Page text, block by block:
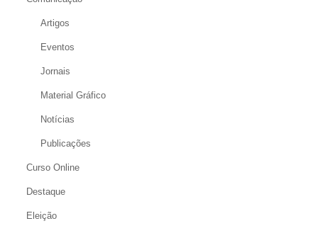
Artigos
Eventos
Jornais
Material Gráfico
Notícias
Publicações
Curso Online
Destaque
Eleição